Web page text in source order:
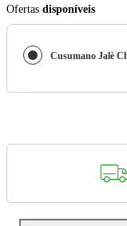
Ofertas disponíveis